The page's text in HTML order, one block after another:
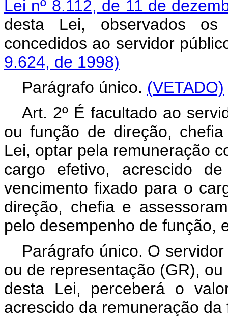
Lei nº 8.112, de 11 de
desta Lei, observados os
concedidos ao servidor
9.624, de 1998)
Parágrafo único. (VETADO)
Art. 2º É facultado ao
ou função de direção,
Lei, optar pela remuneração
cargo efetivo, acrescido
vencimento fixado para o
direção, chefia e
pelo desempenho de função,
Parágrafo único. O
ou de representação (GR),
desta Lei, perceberá o
acrescido da remuneração